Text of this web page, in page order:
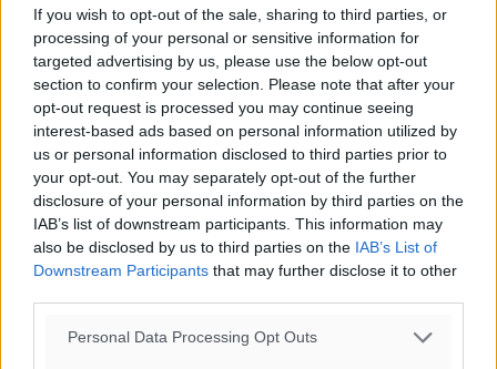
If you wish to opt-out of the sale, sharing to third parties, or
processing of your personal or sensitive information for
targeted advertising by us, please use the below opt-out
section to confirm your selection. Please note that after your
opt-out request is processed you may continue seeing
interest-based ads based on personal information utilized by
us or personal information disclosed to third parties prior to
your opt-out. You may separately opt-out of the further
disclosure of your personal information by third parties on the
IAB’s list of downstream participants. This information may
also be disclosed by us to third parties on the IAB’s List of
Downstream Participants that may further disclose it to other
Personal Data Processing Opt Outs
κρύβομαι στις τουαλέτες ή στους
διαδρόμους”
Σαν «βόμβα» έπεσε την εβδομάδα που μας πέρασε η
παραίτηση του άλλοτε στενού συνεργάτη του
πρωθυπουργού, Γαβριήλ Σακελλαρίδη. Μάλιστα, η
απόφαση του πρώην κυβερνητικού ...
21.11.15, 19:10